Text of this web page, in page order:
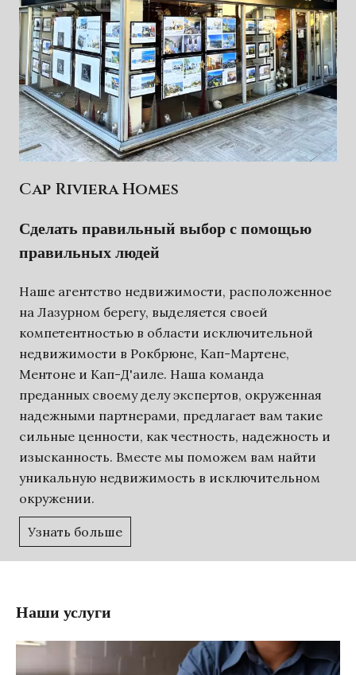
Cap Riviera Homes
Сделать правильный выбор с помощью
правильных людей
Наше агентство недвижимости, расположенное
на Лазурном берегу, выделяется своей
компетентностью в области исключительной
недвижимости в Рокбрюне, Кап-Мартене,
Ментоне и Кап-Д'аиле. Наша команда
преданных своему делу экспертов, окруженная
надежными партнерами, предлагает вам такие
сильные ценности, как честность, надежность и
изысканность. Вместе мы поможем вам найти
уникальную недвижимость в исключительном
окружении.
Узнать больше
Наши услуги